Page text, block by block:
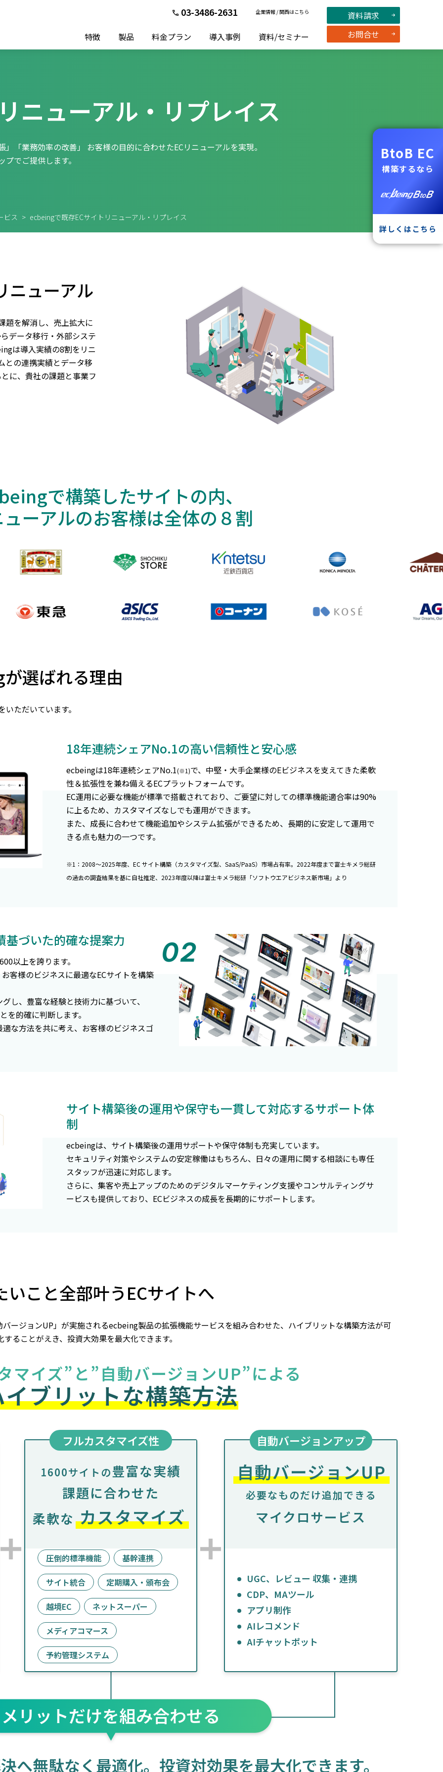
03-3486-2631 企業情報/関西はこちら
特徴 製品 料金プラン 導入事例 資料/セミナー
資料請求
お問合せ
BtoB EC
構築するなら
詳しくはこちら
ニューアル・リプレイス
「業務効率の改善」 お客様の目的に合わせたECリニューアルを実現。
でご提供します。
ビス > ecbeingで既存ECサイトリニューアル・リプレイス
ニューアル
題を解消し、売上拡大に
データ移行・外部システ
は導入実績の8割をリニ
との連携実績とデータ移
に、貴社の課題と事業フ
で構築したサイトの内、
ーアルのお客様は全体の８割
選ばれる理由
ただいています。
18年連続シェアNo.1の高い信頼性と安心感
ecbeingは18年連続シェアNo.1(※1)で、中堅・大手企業様のEビジネスを支えてきた柔軟
性＆拡張性を兼ね備えるECプラットフォームです。
EC運用に必要な機能が標準で搭載されており、ご要望に対しての標準機能適合率は90%
に上るため、カスタマイズなしでも運用ができます。
また、成長に合わせて機能追加やシステム拡張ができるため、長期的に安定して運用で
きる点も魅力の一つです。
※1：2008～2025年度、EC サイト構築（カスタマイズ型、SaaS/PaaS）市場占有率。2022年度まで富士キメラ総研
の過去の調査結果を基に自社推定、2023年度以降は富士キメラ総研「ソフトウエアビジネス新市場」より
づいた的確な提案力
以上を誇ります。
客様のビジネスに最適なECサイトを構築
し、豊富な経験と技術力に基づいて、
的確に判断します。
な方法を共に考え、お客様のビジネスゴ
サイト構築後の運用や保守も一貫して対応するサポート体
制
ecbeingは、サイト構築後の運用サポートや保守体制も充実しています。
セキュリティ対策やシステムの安定稼働はもちろん、日々の運用に関する相談にも専任
スタッフが迅速に対応します。
さらに、集客や売上アップのためのデジタルマーケティング支援やコンサルティングサ
ービスも提供しており、ECビジネスの成長を長期的にサポートします。
こと全部叶うECサイトへ
ージョンUP」が実施されるecbeing製品の拡張機能サービスを組み合わせた、ハイブリットな構築方法が可
ることがえき、投資大効果を最大化できます。
マイズ”と”自動バージョンUP”による
ブリットな構築方法
フルカスタマイズ性
1600サイトの豊富な実績
課題に合わせた
柔軟な カスタマイズ
圧倒的標準機能 基幹連携
サイト統合 定期購入・頒布会
越境EC ネットスーパー
メディアコマース
予約管理システム
自動バージョンアップ
自動バージョンUP
必要なものだけ追加できる
マイクロサービス
UGC、レビュー 収集・連携
CDP、MAツール
アプリ制作
AIレコメンド
AIチャットポット
メリットだけを組み合わせる
へ無駄なく最適化。 投資対効果を最大化できます。